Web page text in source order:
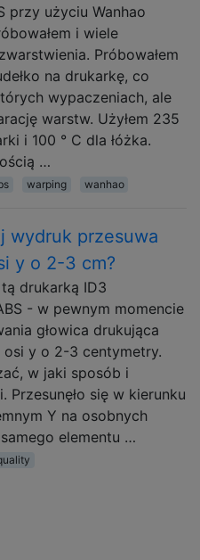
przy użyciu Wanhao
i wiele
Próbowałem
na drukarkę, co
wypaczeniach, ale
warstw. Użyłem 235
i 100 ° C dla łóżka.
…
warping wanhao
wydruk przesuwa
y o 2-3 cm?
drukarką ID3
- w pewnym momencie
głowica drukująca
osi y o 2-3 centymetry.
w jaki sposób i
Przesunęło się w kierunku
Y na osobnych
elementu …